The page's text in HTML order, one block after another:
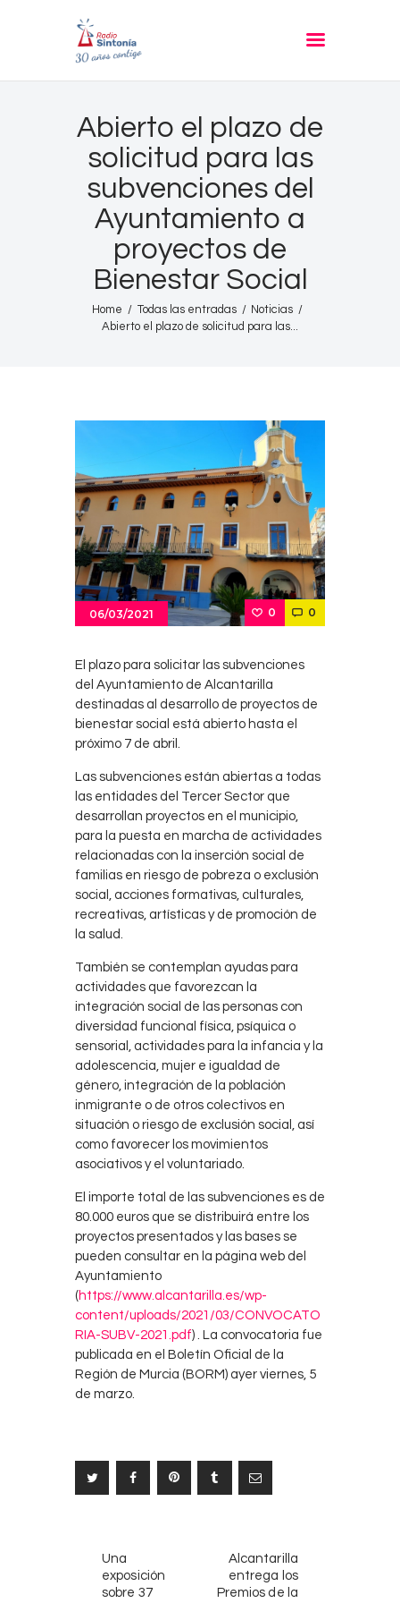
Abierto el plazo de
solicitud para las
subvenciones del
Ayuntamiento a
proyectos de
Bienestar Social
Home Todas las entradas
Noticias
Abierto el plazo de solicitud para las...
RADIO SINTONIA
Inicio
Informativos
Entrevistas
Noticias
Podcast
PROGRAMACIÓN
Contacto
06/03/2021 0 0
El plazo para solicitar las subvenciones
del Ayuntamiento de Alcantarilla
destinadas al desarrollo de proyectos de
bienestar social está abierto hasta el
próximo 7 de abril.
Las subvenciones están abiertas a todas
las entidades del Tercer Sector que
desarrollan proyectos en el municipio,
para la puesta en marcha de actividades
relacionadas con la inserción social de
familias en riesgo de pobreza o exclusión
social, acciones formativas, culturales,
recreativas, artísticas y de promoción de
la salud.
También se contemplan ayudas para
actividades que favorezcan la
integración social de las personas con
diversidad funcional física, psíquica o
sensorial, actividades para la infancia y la
adolescencia, mujer e igualdad de
género, integración de la población
inmigrante o de otros colectivos en
situación o riesgo de exclusión social, así
como favorecer los movimientos
asociativos y el voluntariado.
El importe total de las subvenciones es de
80.000 euros que se distribuirá entre los
proyectos presentados y las bases se
pueden consultar en la página web del
Ayuntamiento
(https://www.alcantarilla.es/wp-
content/uploads/2021/03/CONVOCATO
RIA-SUBV-2021.pdf) . La convocatoria fue
publicada en el Boletín Oficial de la
Región de Murcia (BORM) ayer viernes, 5
de marzo.
de
entradas
ANTERIORES
Una
exposición
sobre 37
Alcantarilla
entrega los
Premios de la